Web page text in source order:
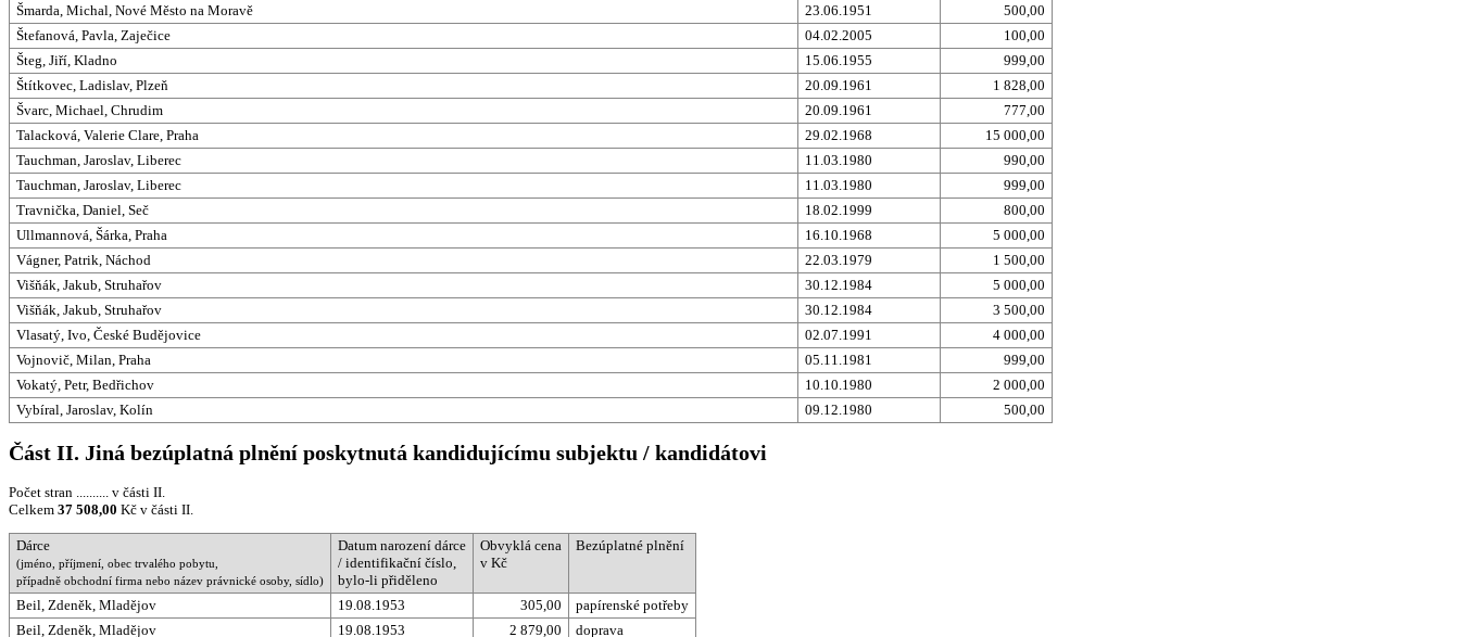
Šmarda, Michal, Nové Město na Moravě
23.06.1951
500,00
Štefanová, Pavla, Zaječice
04.02.2005
100,00
Šteg, Jiří, Kladno
15.06.1955
999,00
Štítkovec, Ladislav, Plzeň
20.09.1961
1 828,00
Švarc, Michael, Chrudim
20.09.1961
777,00
Talacková, Valerie Clare, Praha
29.02.1968
15 000,00
Tauchman, Jaroslav, Liberec
11.03.1980
990,00
Tauchman, Jaroslav, Liberec
11.03.1980
999,00
Travnička, Daniel, Seč
18.02.1999
800,00
Ullmannová, Šárka, Praha
16.10.1968
5 000,00
Vágner, Patrik, Náchod
22.03.1979
1 500,00
Višňák, Jakub, Struhařov
30.12.1984
5 000,00
Višňák, Jakub, Struhařov
30.12.1984
3 500,00
Vlasatý, Ivo, České Budějovice
02.07.1991
4 000,00
Vojnovič, Milan, Praha
05.11.1981
999,00
Vokatý, Petr, Bedřichov
10.10.1980
2 000,00
Vybíral, Jaroslav, Kolín
09.12.1980 500,00
Část II. Jiná bezúplatná plnění poskytnutá kandidujícímu subjektu / kandidátovi
Počet stran .......... v části II.
Celkem 37 508,00 Kč v části II.
Dárce
(jméno, příjmení, obec trvalého pobytu,
případně obchodní firma nebo název právnické osoby, sídlo)
Datum narození dárce
/ identifikační číslo,
bylo-li přiděleno
Obvyklá cena
v Kč
Bezúplatné plnění
Beil, Zdeněk, Mladějov 19.08.1953 305,00
papírenské potřeby
Beil, Zdeněk, Mladějov
19.08.1953 2 879,00 doprava